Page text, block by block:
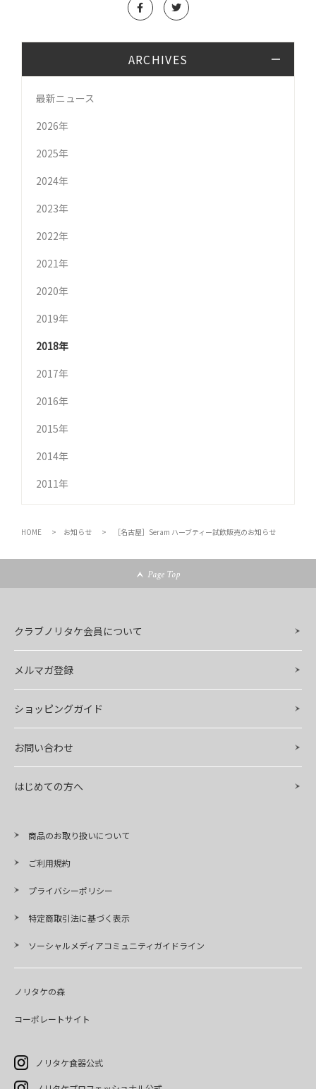
ARCHIVES
最新ニュース
2026年
2025年
2024年
2023年
2022年
2021年
2020年
2019年
2018年
2017年
2016年
2015年
2014年
2011年
HOME お知らせ ［名古屋］Seram ハーブティー試飲販売のお知らせ
Page Top
クラブノリタケ会員について
メルマガ登録
ショッピングガイド
お問い合わせ
はじめての方へ
商品のお取り扱いについて
ご利用規約
プライバシーポリシー
特定商取引法に基づく表示
ソーシャルメディアコミュニティガイドライン
ノリタケの森
コーポレートサイト
ノリタケ食器公式